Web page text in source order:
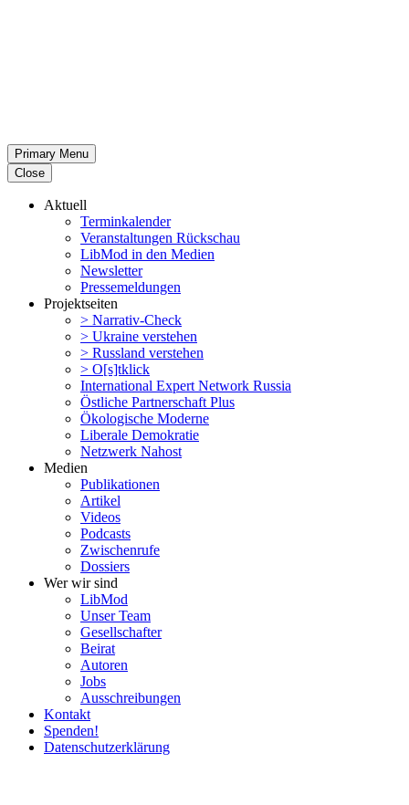
Primary Menu
Close
Aktuell
Termin­ka­lender
Veran­stal­tungen Rückschau
LibMod in den Medien
Newsletter
Presse­mel­dungen
Projekt­seiten
> Narrativ-Check
> Ukraine verstehen
> Russland verstehen
> O[s]tklick
Inter­na­tional Expert Network Russia
Östliche Partner­schaft Plus
Ökolo­gische Moderne
Liberale Demokratie
Netzwerk Nahost
Medien
Publi­ka­tionen
Artikel
Videos
Podcasts
Zwischenrufe
Dossiers
Wer wir sind
LibMod
Unser Team
Gesell­schafter
Beirat
Autoren
Jobs
Ausschrei­bungen
Kontakt
Spenden!
Daten­schutz­er­klärung